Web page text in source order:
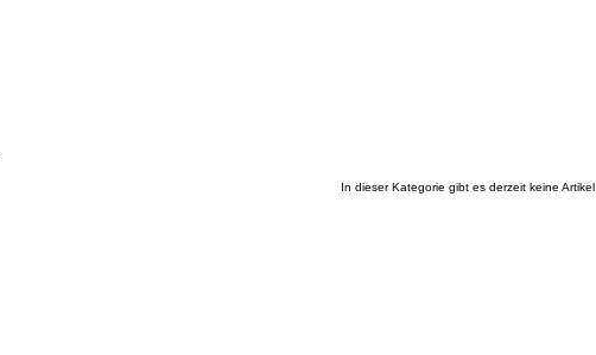
In dieser Kategorie gibt es derzeit keine Artikel.